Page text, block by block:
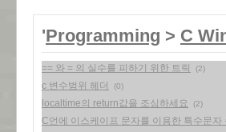
'Programming > C
== 와 = 의 실수를 피하기 위한 트릭 (2)
c 변수범위 헤더 (0)
localtime의 return값을 조심하세요 (2)
C언에 이스케이프 문자를 이용한 특수문자